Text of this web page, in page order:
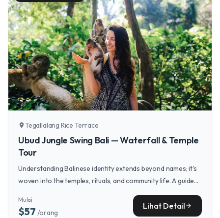
location_on Tegallalang Rice Terrace
Ubud Jungle Swing Bali — Waterfall & Temple
Tour
Understanding Balinese identity extends beyond names; it's
woven into the temples, rituals, and community life. A guided
tour through Ubud's cultural heartland provides the context
to see this sacred order in action.
Mulai
$57 /orang
Lihat Detail arrow_forward